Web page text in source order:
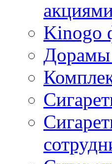
Kinogo
Дорамы